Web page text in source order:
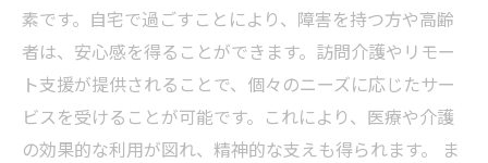
素です。自宅で過ごすことにより、障害を持つ方や高齢
者は、安心感を得ることができます。訪問介護やリモー
ト支援が提供されることで、個々のニーズに応じたサー
ビスを受けることが可能です。これにより、医療や介護
の効果的な利用が図れ、精神的な支えも得られます。 ま